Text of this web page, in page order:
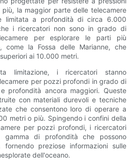
la maggior parte delle telecamere
limitata a profondità di circa 6.000
i ricercatori non sono in grado di
per esplorare le parti più
come la Fossa delle Marianne, che
ai 10.000 metri.
limitazione, i ricercatori stanno
per pozzi profondi in grado di
profondità ancora maggiori. Queste
con materiali durevoli e tecniche
che consentono loro di operare a
metri o più. Spingendo i confini della
per pozzi profondi, i ricercatori
gamma di profondità che possono
fornendo preziose informazioni sulle
dell'oceano.